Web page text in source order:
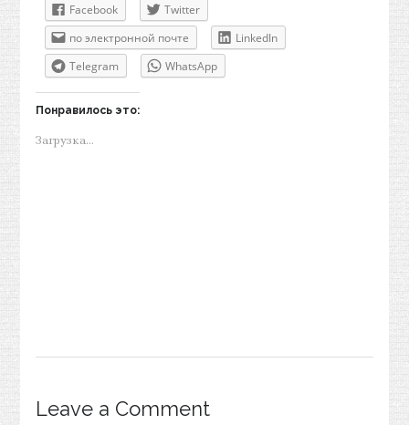
Facebook
Twitter
по электронной почте
LinkedIn
Telegram
WhatsApp
Понравилось это:
Загрузка...
Leave a Comment